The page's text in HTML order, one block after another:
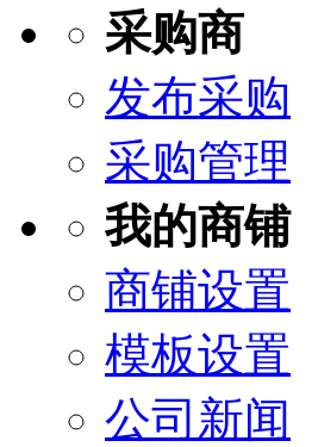
采购商
发布采购
采购管理
我的商铺
商铺设置
模板设置
公司新闻